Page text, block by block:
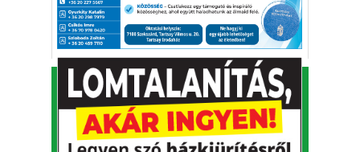
KAFI Reklám és Kommunikációs Bt.1993-2026.
Alapító - főszerkesztő: Kapfinger András
Kiadó és szerkesztőség címe: 7100 Szekszárd, Csokonai
u. 3.
Telefon: 74/414-853, 74/511-709⋅Fax: 74/414-853
E-mail:tolnamegyeikronika@gmail.com